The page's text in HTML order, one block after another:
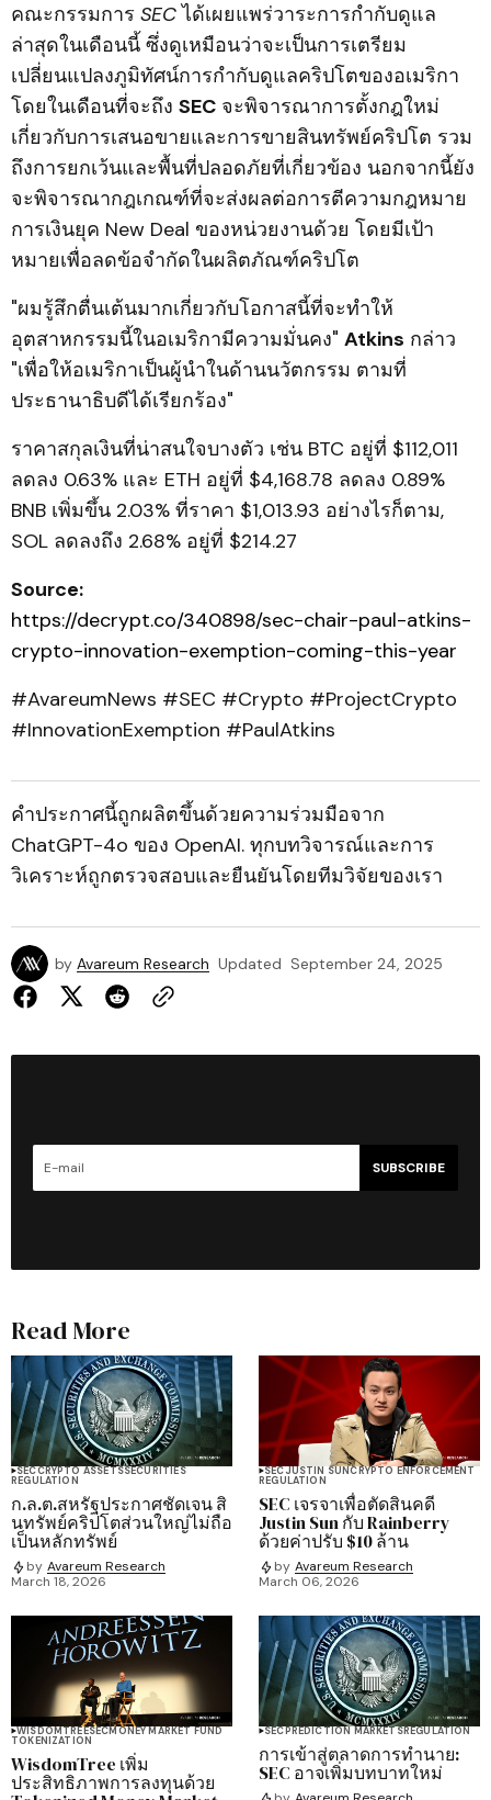
คณะกรรมการ SECได้เผยแพร่วาระการกำกับดูแล
ล่าสุดในเดือนนี้ ซึ่งดูเหมือนว่าจะเป็นการเตรียม
เปลี่ยนแปลงภูมิทัศน์การกำกับดูแลคริปโตของอเมริกา
โดยในเดือนที่จะถึง SEC จะพิจารณาการตั้งกฎใหม่
เกี่ยวกับการเสนอขายและการขายสินทรัพย์คริปโต รวม
ถึงการยกเว้นและพื้นที่ปลอดภัยที่เกี่ยวข้อง นอกจากนี้ยัง
จะพิจารณากฎเกณฑ์ที่จะส่งผลต่อการตีความกฎหมาย
การเงินยุค New Deal ของหน่วยงานด้วย โดยมีเป้า
หมายเพื่อลดข้อจำกัดในผลิตภัณฑ์คริปโต
"ผมรู้สึกตื่นเต้นมากเกี่ยวกับโอกาสนี้ที่จะทำให้
อุตสาหกรรมนี้ในอเมริกามีความมั่นคง" Atkins กล่าว
"เพื่อให้อเมริกาเป็นผู้นำในด้านนวัตกรรม ตามที่
ประธานาธิบดีได้เรียกร้อง"
ราคาสกุลเงินที่น่าสนใจบางตัว เช่น BTC อยู่ที่ $112,011
ลดลง 0.63% และ ETH อยู่ที่ $4,168.78 ลดลง 0.89%
BNB เพิ่มขึ้น 2.03% ที่ราคา $1,013.93 อย่างไรก็ตาม,
SOL ลดลงถึง 2.68% อยู่ที่ $214.27
Source:
https://decrypt.co/340898/sec-chair-paul-atkins-
crypto-innovation-exemption-coming-this-year
#AvareumNews #SEC #Crypto #ProjectCrypto
#InnovationExemption #PaulAtkins
คำประกาศนี้ถูกผลิตขึ้นด้วยความร่วมมือจาก
ChatGPT-4o ของ OpenAI. ทุกบทวิจารณ์และการ
วิเคราะห์ถูกตรวจสอบและยืนยันโดยทีมวิจัยของเรา
by Avareum Research Updated September 24, 2025
SUBSCRIBE
Read More
SECCRYPTO ASSETSSECURITIES
REGULATION
ก.ล.ต.สหรัฐประกาศชัดเจน สิ
นทรัพย์คริปโตส่วนใหญ่ไม่ถือ
เป็นหลักทรัพย์
by Avareum Research
March 18, 2026
SECJUSTIN SUNCRYPTO ENFORCEMENT
REGULATION
SEC เจรจาเพื่อตัดสินคดี
Justin Sun กับ Rainberry
ด้วยค่าปรับ $10 ล้าน
by Avareum Research
March 06, 2026
WISDOMTREESECMONEY MARKET FUND
TOKENIZATION
WisdomTree เพิ่ม
ประสิทธิภาพการลงทุนด้วย
SECPREDICTION MARKETSREGULATION
การเข้าสู่ตลาดการทำนาย:
SEC อาจเพิ่มบทบาทใหม่